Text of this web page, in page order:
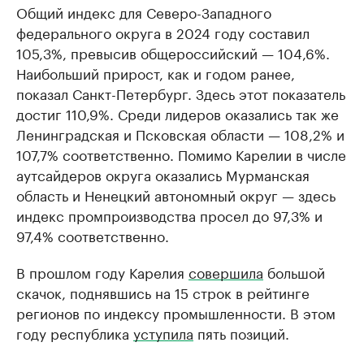
Общий индекс для Северо-Западного
федерального округа в 2024 году составил
105,3%, превысив общероссийский — 104,6%.
Наибольший прирост, как и годом ранее,
показал Санкт-Петербург. Здесь этот показатель
достиг 110,9%. Среди лидеров оказались так же
Ленинградская и Псковская области — 108,2% и
107,7% соответственно. Помимо Карелии в числе
аутсайдеров округа оказались Мурманская
область и Ненецкий автономный округ — здесь
индекс промпроизводства просел до 97,3% и
97,4% соответственно.
В прошлом году Карелия совершила большой
скачок, поднявшись на 15 строк в рейтинге
регионов по индексу промышленности. В этом
году республика уступила пять позиций.